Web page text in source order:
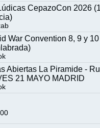
CepazoCon 2026
War Convention 8, 9 y
Abiertas La Piramide -
21 MAYO MADRID